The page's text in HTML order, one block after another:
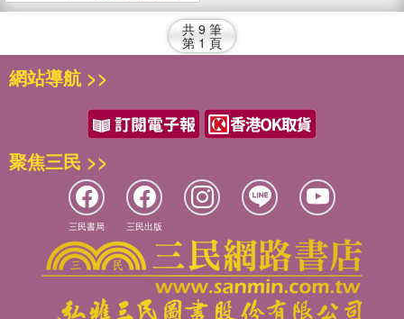
共 9 筆
第 1 頁
網站導航 >>
聚焦三民 >>
三民書局 三民出版